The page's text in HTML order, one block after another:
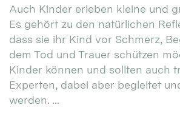
Auch Kinder erleben kleine und
Es gehört zu den natürlichen
dass sie ihr Kind vor Schmerz,
dem Tod und Trauer schützen
Kinder können und sollten auch
Experten, dabei aber begleitet
werden. ...